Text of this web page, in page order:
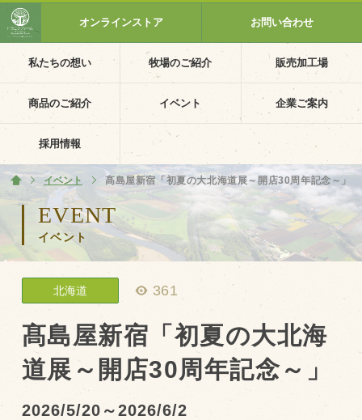
私たちの想い 牧場のご紹介 販売加工場
商品のご紹介 イベント 企業ご案内
採用情報
オンラインストア お問い合わせ
EVENT
イベント
北海道 361
髙島屋新宿「初夏の大北海
道展～開店30周年記念～」
2026/5/20～2026/6/2
ホーム
イベント 髙島屋新宿「初夏の大北海道展～開店30周年記念～」
ホーム
私たちの想い
PV動画
イベントカレンダー
イベント一覧
採用情報
企業ご案内
会社概要・沿革
アクセス
個人情報保護方針
トピックス（新着順）